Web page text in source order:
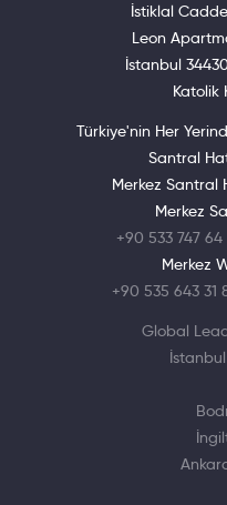
İstiklal
Leon
İstanbul
Katolik
Türkiye'nin Her
Santral
Merkez Santral
Merkez
+90 533 747 64
Merkez
+90 535 643 31
Global